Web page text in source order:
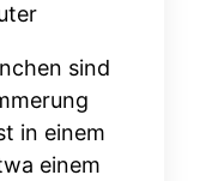
sind
in einem
einem